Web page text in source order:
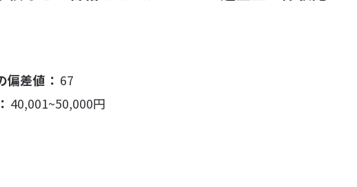
偏差値
67
40,001~50,000円